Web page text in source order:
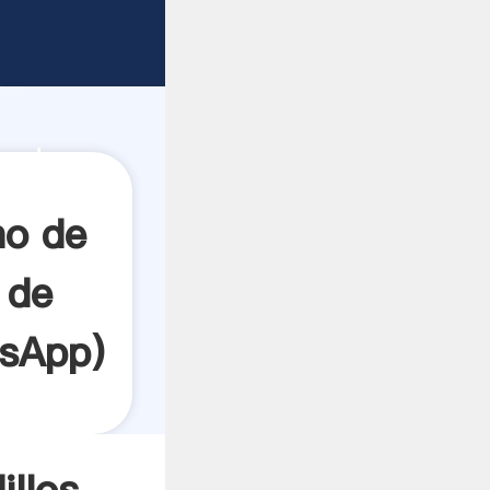
de
de
)